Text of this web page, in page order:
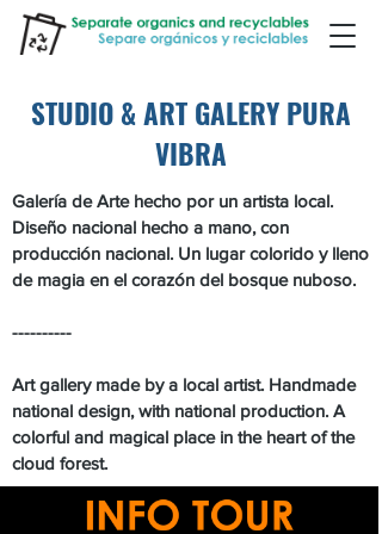
STUDIO & ART GALERY PURA
VIBRA
Galería de Arte hecho por un artista local.
Diseño nacional hecho a mano, con
producción nacional. Un lugar colorido y lleno
de magia en el corazón del bosque nuboso.
----------
Art gallery made by a local artist. Handmade
national design, with national production. A
colorful and magical place in the heart of the
cloud forest.